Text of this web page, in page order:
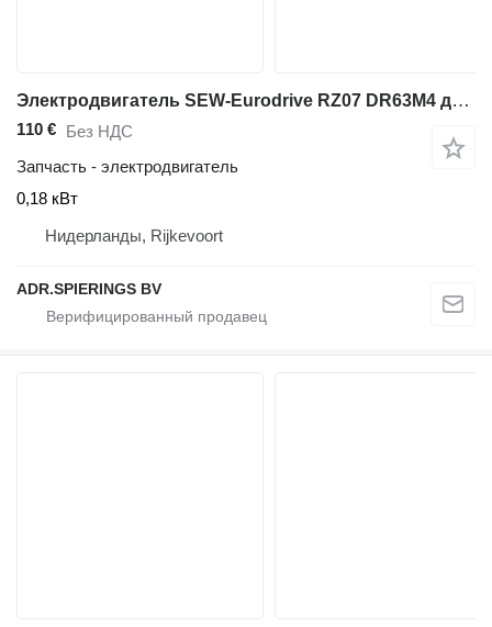
Электродвигатель SEW-Eurodrive RZ07 DR63M4 для промышленного оборудования
110 € Без НДС
Запчасть - электродвигатель
0,18 кВт
Нидерланды, Rijkevoort
ADR.SPIERINGS BV